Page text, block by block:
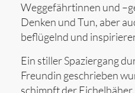
Weggefährtinnen und
Denken und Tun, aber
beflügelnd und
Ein stiller Spaziergang
Freundin geschrieben
schimpft der